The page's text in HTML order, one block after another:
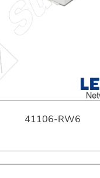
41106-RW6